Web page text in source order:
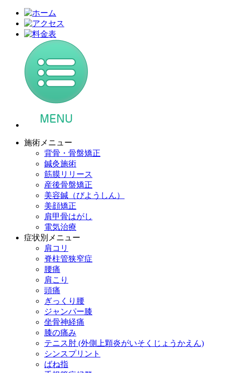
施術メニュー
背骨・骨盤矯正
鍼灸施術
筋膜リリース
産後骨盤矯正
美容鍼（びようしん）
美顔矯正
肩甲骨はがし
電気治療
症状別メニュー
肩コリ
脊柱管狭窄症
腰痛
肩こり
頭痛
ぎっくり腰
ジャンパー膝
坐骨神経痛
膝の痛み
テニス肘 (外側上顆炎がいそくじょうかえん)
シンスプリント
ばね指